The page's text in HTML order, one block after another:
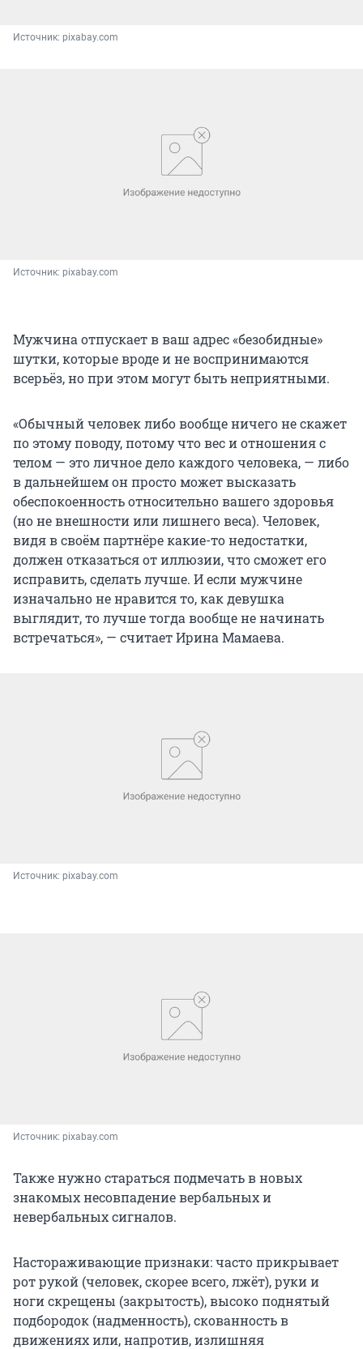
Источник: pixabay.com
Источник: pixabay.com
Мужчина отпускает в ваш адрес «безобидные»
шутки, которые вроде и не воспринимаются
всерьёз, но при этом могут быть неприятными.
«Обычный человек либо вообще ничего не скажет
по этому поводу, потому что вес и отношения с
телом — это личное дело каждого человека, — либо
в дальнейшем он просто может высказать
обеспокоенность относительно вашего здоровья
(но не внешности или лишнего веса). Человек,
видя в своём партнёре какие-то недостатки,
должен отказаться от иллюзии, что сможет его
исправить, сделать лучше. И если мужчине
изначально не нравится то, как девушка
выглядит, то лучше тогда вообще не начинать
встречаться», — считает Ирина Мамаева.
Источник: pixabay.com
Источник: pixabay.com
Также нужно стараться подмечать в новых
знакомых несовпадение вербальных и
невербальных сигналов.
Настораживающие признаки: часто прикрывает
рот рукой (человек, скорее всего, лжёт), руки и
ноги скрещены (закрытость), высоко поднятый
подбородок (надменность), скованность в
движениях или, напротив, излишняя